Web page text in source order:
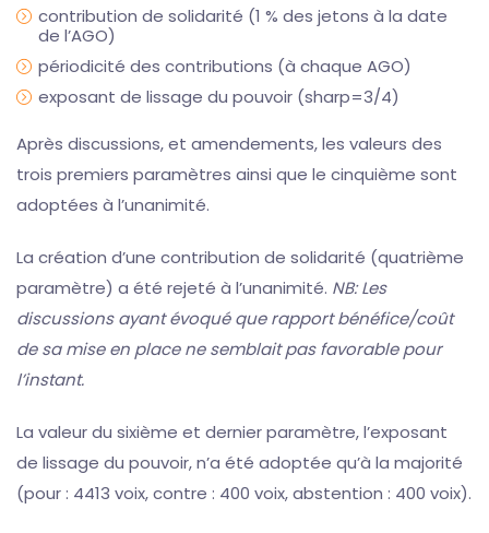
contribution de solidarité (1 % des jetons à la date
de l’AGO)
périodicité des contributions (à chaque AGO)
exposant de lissage du pouvoir (sharp=3/4)
Après discussions, et amendements, les valeurs des
trois premiers paramètres ainsi que le cinquième sont
adoptées à l’unanimité.
La création d’une contribution de solidarité (quatrième
paramètre) a été rejeté à l’unanimité. NB: Les
discussions ayant évoqué que rapport bénéfice/coût
de sa mise en place ne semblait pas favorable pour
l’instant.
La valeur du sixième et dernier paramètre, l’exposant
de lissage du pouvoir, n’a été adoptée qu’à la majorité
(pour : 4413 voix, contre : 400 voix, abstention : 400 voix).